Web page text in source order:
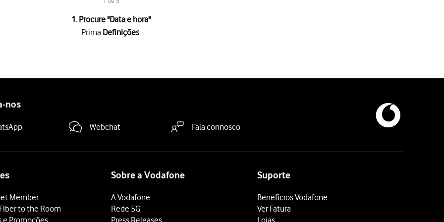
1. Procure "Data e hora"
Prima Definições.
nos
Webchat Fala connosco
Member
to the Room
e Promoções
Sobre a Vodafone
A Vodafone
Rede 5G
Press Releases
Suporte
Benefícios Vodafone
Ver Fatura
Lojas